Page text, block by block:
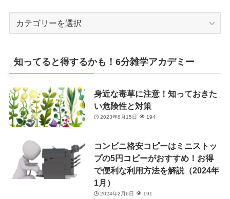
リ
ー
知ってると得するかも！6分雑学アカデミー
身近な毒草に注意！知っておきた
い危険性と対策
2023年8月15日 194
コンビニ格安コピーはミニストッ
プの5円コピーがおすすめ！お得
で便利な利用方法を解説（2024年
1月）
2024年2月6日 191